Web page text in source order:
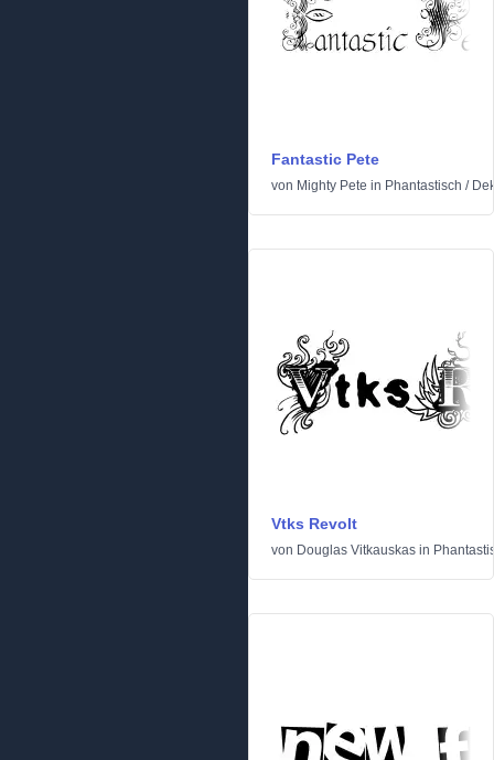
Fantastic Pete
von Mighty Pete in Phantastisch /
Vtks Revolt
von Douglas Vitkauskas in